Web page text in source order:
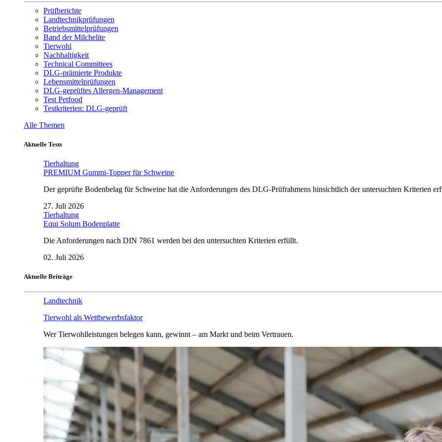
Prüfberichte
Landtechnikprüfungen
Betriebsmittelprüfungen
Band der Milchelite
Tierwohl
Nachhaltigkeit
Technical Committees
DLG-prämierte Produkte
Lebensmittelprüfungen
DLG-geprüftes Allergen-Management
Test Petfood
Testkriterien: DLG-geprüft
Alle Themen
Aktuelle Tests
Tierhaltung
PREMIUM Gummi-Topper für Schweine
Der geprüfte Bodenbelag für Schweine hat die Anforderungen des DLG-Prüfrahmens hinsichtlich der untersuchten Kriterien
27. Juli 2026
Tierhaltung
Equi Solum Bodenplatte
Die Anforderungen nach DIN 7861 werden bei den untersuchten Kriterien erfüllt.
02. Juli 2026
Aktuelle Beiträge
Landtechnik
Tierwohl als Wettbewerbsfaktor
Wer Tierwohlleistungen belegen kann, gewinnt – am Markt und beim Vertrauen.